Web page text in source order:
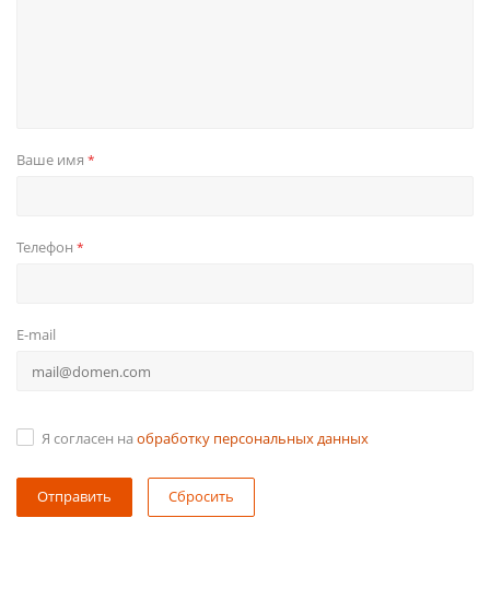
Ваше имя *
Телефон *
E-mail
Я согласен на обработку персональных данных
Сбросить